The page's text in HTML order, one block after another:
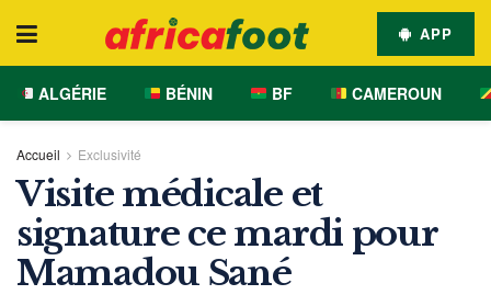
APP
ALGÉRIE BÉNIN BF CAMEROUN
Accueil Exclusivité
Visite médicale et
signature ce mardi pour
Mamadou Sané